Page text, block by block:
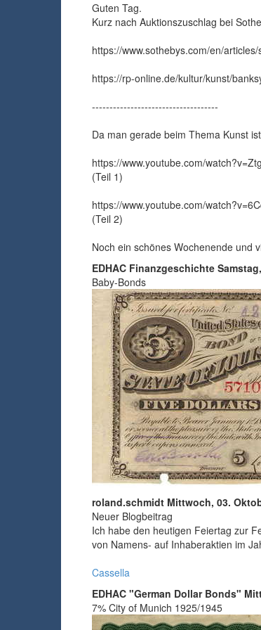
Guten Tag.
Kurz nach Auktionszuschlag bei
https://www.sothebys.com/en/
https://rp-online.de/kultur/kunst/
------------------------------------
Da man gerade beim Thema Kunst
https://www.youtube.com/
(Teil 1)
https://www.youtube.com/
(Teil 2)
Noch ein schönes Wochenende und
EDHAC Finanzgeschichte
Baby-Bonds
roland.schmidt Mittwoch, 03.
Neuer Blogbeitrag
Ich habe den heutigen Feiertag zur
von Namens- auf Inhaberaktien im
Cassella
EDHAC "German Dollar Bonds"
7% City of Munich 1925/1945